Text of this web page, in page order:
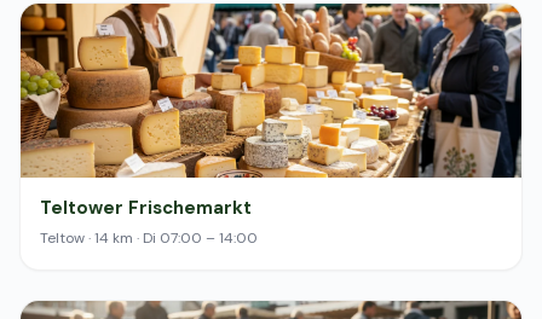
Teltower Frischemarkt
Teltow · 14 km · Di 07:00 – 14:00